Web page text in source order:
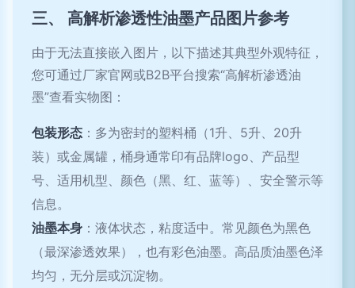
三、 高解析渗透性油墨产品图片参考
由于无法直接嵌入图片，以下描述其典型外观特征，
您可通过厂家官网或B2B平台搜索“高解析渗透油
墨”查看实物图：
包装形态 ：多为密封的塑料桶（1升、5升、20升
装）或金属罐，桶身通常印有品牌logo、产品型
号、适用机型、颜色（黑、红、蓝等）、安全警示等
信息。
油墨本身 ：液体状态，粘度适中。常见颜色为黑色
（最深渗透效果），也有彩色油墨。高品质油墨色泽
均匀，无分层或沉淀物。